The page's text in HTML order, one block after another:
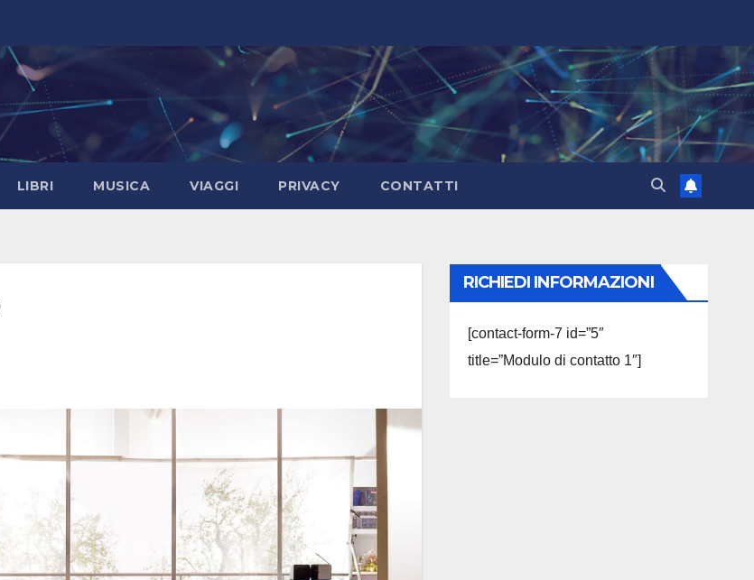
LIBRI MUSICA VIAGGI PRIVACY CONTATTI
RICHIEDI INFORMAZIONI
[contact-form-7 id=”5″
title=”Modulo di contatto 1″]